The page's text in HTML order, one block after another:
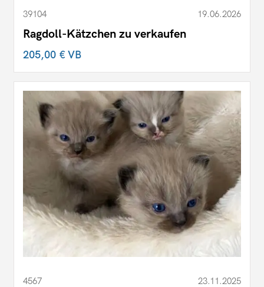
39104 19.06.2026
Ragdoll-Kätzchen zu verkaufen
205,00 €VB
4567 23.11.2025